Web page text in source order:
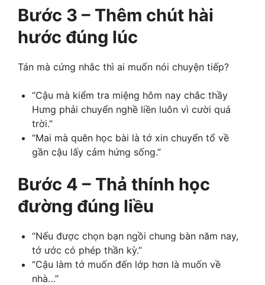
Bước 3 – Thêm chút hài
hước đúng lúc
Tán mà cứng nhắc thì ai muốn nói chuyện tiếp?
“Cậu mà kiểm tra miệng hôm nay chắc thầy
Hưng phải chuyển nghề liền luôn vì cười quá
trời.”
“Mai mà quên học bài là tớ xin chuyển tổ về
gần cậu lấy cảm hứng sống.”
Bước 4 – Thả thính học
đường đúng liều
“Nếu được chọn bạn ngồi chung bàn năm nay,
tớ ước có phép thần kỳ.”
“Cậu làm tớ muốn đến lớp hơn là muốn về
nhà…”